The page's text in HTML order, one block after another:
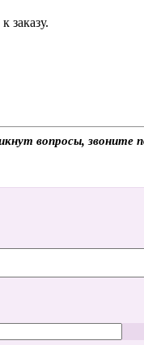
заказу.
вопросы,